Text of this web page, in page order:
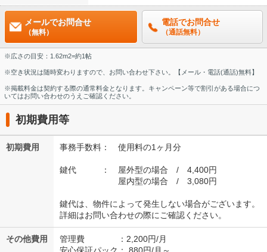
メールでお問合せ
（無料）
電話でお問合せ
（通話無料）
※広さの目安：1.62m2=約1帖
※空き状況は随時変わりますので、お問い合わせ下さい。【メール・電話(通話)無料】
※掲載料金は契約する際の通常料金となります。キャンペーン等で割引がある場合につ
いてはお問い合わせのうえご確認ください。
初期費用等
初期費用 事務手数料： 使用料の1ヶ月分
鍵代 ： 屋外型の場合 / 4,400円
屋内型の場合 / 3,080円
鍵代は、物件によって発生しない場合がございます。
詳細はお問い合わせの際にご確認ください。
その他費用
管理費 ：2,200円/月